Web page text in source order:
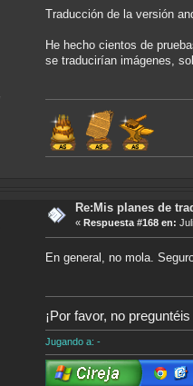
Traducción de la versión
He hecho cientos de
se traducirían imágenes,
Re:Mis planes de
« Respuesta #168 en:
En general, no mola.
¡Por favor, no
Jugando a: -